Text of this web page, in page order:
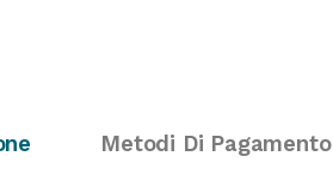
Metodi Di Pagamento